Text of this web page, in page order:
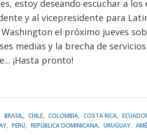
estoy deseando escuchar a
y al vicepresidente para
el próximo jueves
medias y la brecha de
¡Hasta pronto!
BRASIL CHILE COLOMBIA COSTA RICA
PERÚ REPÚBLICA DOMINICANA URUGUAY